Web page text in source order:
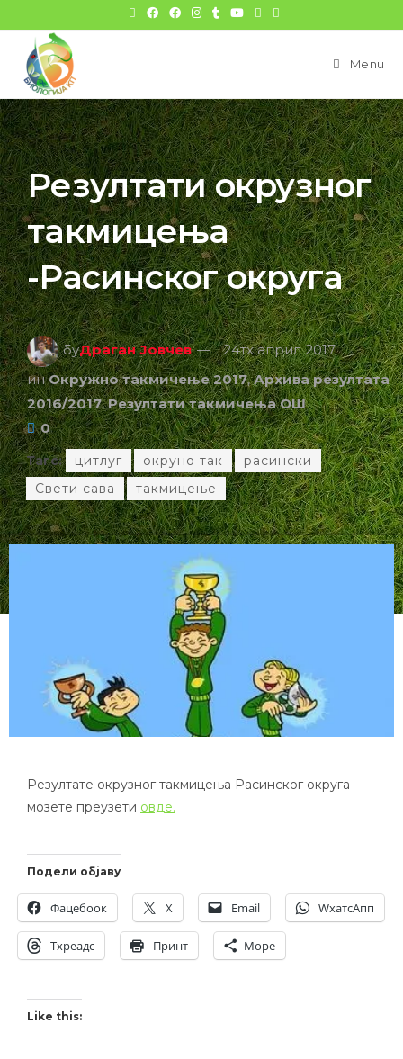
Menu
Резултати окрузног
такмицења
-Расинског округа
бyДраган Јовчев
24тх април 2017
ин Окружно такмичење 2017,Архива резултата
2016/2017,Резултати такмичења ОШ
0
Тагс: цитлуг окруно так
расински
Свети сава
такмицење
Резултате окрузног такмицења Расинског округа
мозете преузети овде.
Подели објаву
Фацебоок X Email WхатсАпп
Тхреадс Принт Море
Like this: